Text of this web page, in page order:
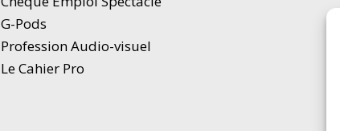
G-Pods
Profession Audio-visuel
Le Cahier Pro